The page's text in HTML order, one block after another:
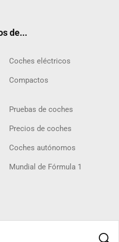
de...
Coches eléctricos
Compactos
Pruebas de coches
Precios de coches
Coches autónomos
Mundial de Fórmula 1